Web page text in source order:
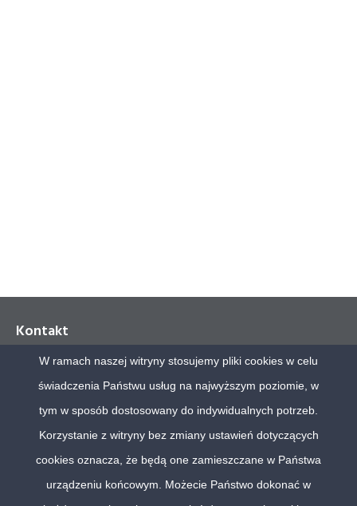
Kontakt
Polskie Badania Internetu Sp. z o.o.
Al. Jerozolimskie 65/79, biuro 11.31
00-697 Warszawa
tel. (48) 22 630 72 68
biuro@pbi.org.pl
W ramach naszej witryny stosujemy pliki cookies w celu
świadczenia Państwu usług na najwyższym poziomie, w
tym w sposób dostosowany do indywidualnych potrzeb.
Korzystanie z witryny bez zmiany ustawień dotyczących
cookies oznacza, że będą one zamieszczane w Państwa
urządzeniu końcowym. Możecie Państwo dokonać w